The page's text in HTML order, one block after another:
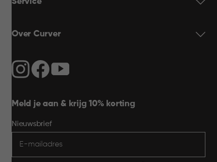
Over Curver
Meld je aan & krijg 10% korting
Nieuwsbrief